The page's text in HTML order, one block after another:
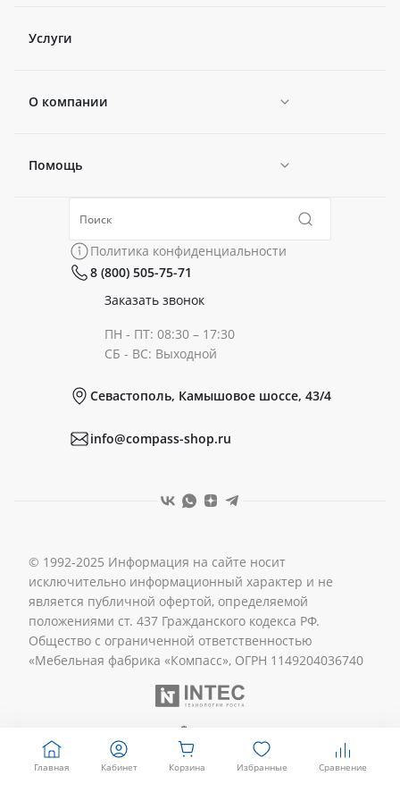
Услуги
О компании
Новости
Политика конфиденциальности
Помощь
Коллекции
Политика конфиденциальности
8 (800) 505-75-71
Заказать звонок
ПН - ПТ: 08:30 – 17:30
СБ - ВС: Выходной
Севастополь, Камышовое шоссе, 43/4
info@compass-shop.ru
© 1992-2025 Информация на сайте носит
исключительно информационный характер и не
является публичной офертой, определяемой
положениями ст. 437 Гражданского кодекса РФ.
Общество с ограниченной ответственностью
«Мебельная фабрика «Компасс», ОГРН 1149204036740
Главная Кабинет Корзина Избранные Сравнение